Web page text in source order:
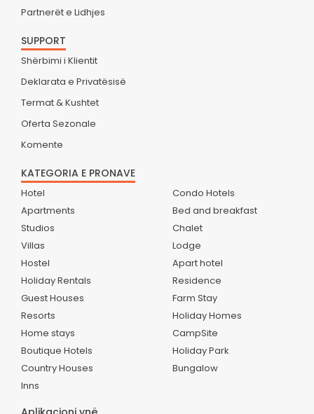
Partnerët e Lidhjes
SUPPORT
Shërbimi i Klientit
Deklarata e Privatësisë
Termat & Kushtet
Oferta Sezonale
Komente
KATEGORIA E PRONAVE
Hotel
Apartments
Studios
Villas
Hostel
Holiday Rentals
Guest Houses
Resorts
Home stays
Boutique Hotels
Country Houses
Inns
Condo Hotels
Bed and breakfast
Chalet
Lodge
Apart hotel
Residence
Farm Stay
Holiday Homes
CampSite
Holiday Park
Bungalow